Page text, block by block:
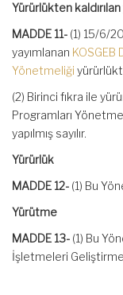
Yürürlükten
MADDE 11- (1) 15/6/
yayımlanan KOSGEB
Yönetmeliği
(2) Birinci fıkra ile
Programları
yapılmış sayılır.
Yürürlük
MADDE 12- (1) Bu
Yürütme
MADDE 13- (1) Bu
İşletmeleri